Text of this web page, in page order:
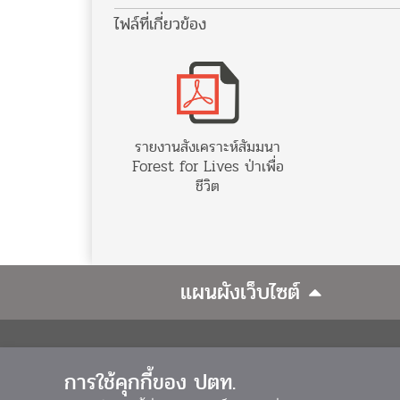
ไฟล์ที่เกี่ยวข้อง
รายงานสังเคราะห์สัมมนา
Forest for Lives ป่าเพื่อ
ชีวิต
แผนผังเว็บไซต์
สถาบันลูกโลกสีเขียว
อาคารสำนักงานใหญ่ บริษัท ปต
การใช้คุกกี้ของ ปตท.